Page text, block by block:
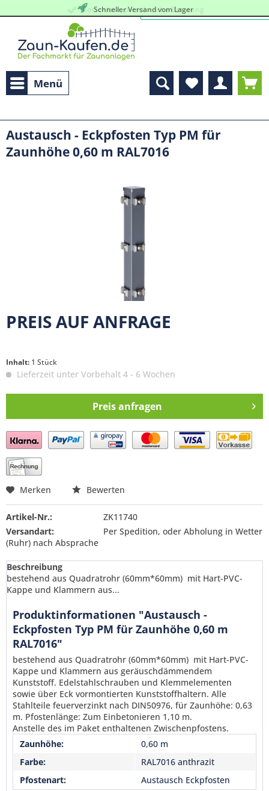
Schneller Versand vom Lager
kostenlose, persöhnliche Beratung
Menü
Austausch - Eckpfosten Typ PM für
Zaunhöhe 0,60 m RAL7016
PREIS AUF ANFRAGE
Inhalt: 1 Stück
Lieferzeit unter Vorbehalt 4 - 6 Wochen
Preis anfragen
Preis anfragen
Ich habe die Datenschutzerklärung
verstanden und stimme zu. *
Mit * gekennzeichnete Felder sind Pflichtfelder.
Merken Bewerten
Artikel-Nr.:
ZK11740
Versandart:
Per Spedition, oder Abholung in Wetter
(Ruhr) nach Absprache
Beschreibung
bestehend aus Quadratrohr (60mm*60mm) mit Hart-PVC-
Kappe und Klammern aus...
Produktinformationen "Austausch -
Eckpfosten Typ PM für Zaunhöhe 0,60 m
RAL7016"
bestehend aus Quadratrohr (60mm*60mm) mit Hart-PVC-
Kappe und Klammern aus geräuschdämmendem
Kunststoff. Edelstahlschrauben und Klemmelementen
sowie über Eck vormontierten Kunststoffhaltern. Alle
Stahlteile feuerverzinkt nach DIN50976, für Zaunhöhe: 0,63
m. Pfostenlänge: Zum Einbetonieren 1,10 m.
Anstelle des im Paket enthaltenen Zwischenpfostens.
Zaunhöhe:
0,60 m
Farbe:
RAL7016 anthrazit
Pfostenart:
Austausch Eckpfosten